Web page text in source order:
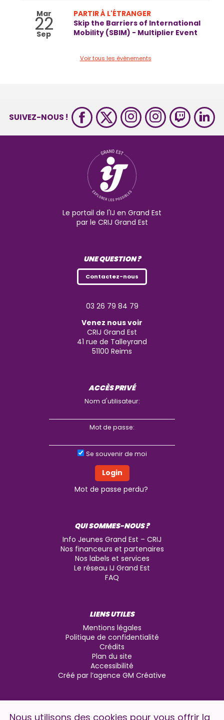
Mar
22
Sep
PARTIR À L'ÉTRANGER
Skip the Barriers of International
Mobility (SBIM) - Multiplier Event
Voir tous les évènements
SUIVEZ-NOUS !
Le portail de l'IJ en Grand Est
par le CRIJ Grand Est
UNE QUESTION ?
Contactez-nous
03 26 79 84 79
Venez nous voir
CRIJ Grand Est
41 rue de Talleyrand
51100 Reims
ACCÈS PRIVÉ
Nom d'utilisateur:
Mot de passe:
Se souvenir de moi
Mot de passe perdu?
QUI SOMMES-NOUS ?
Info Jeunes Grand Est – CRIJ
Nos financeurs et partenaires
Nos labels et services
Le réseau IJ Grand Est
FAQ
LIENS UTILES
Mentions légales
Politique de confidentialité
Crédits
Plan du site
Accessibilité
Créé par l’agence GM Créative
Nous utilisons des cookies pour vous offrir la